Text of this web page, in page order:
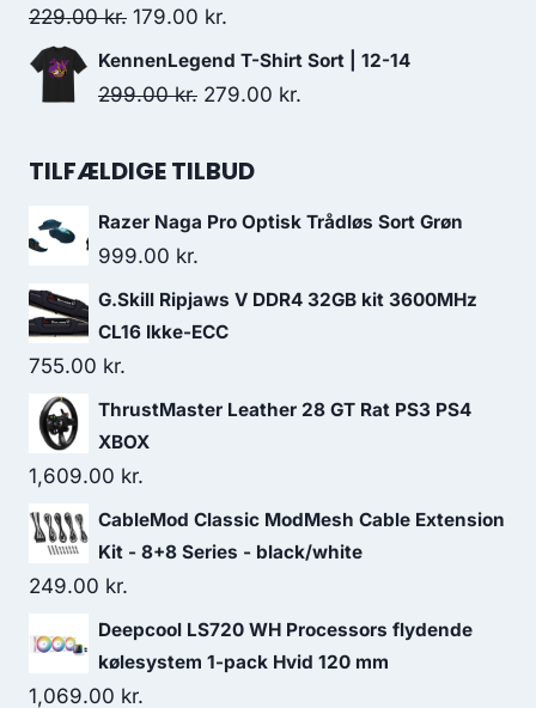
349.00 kr..
229.00kr. Original
price
was:
179.00 kr.
price
is:
KennenLegend T-Shirt Sort | 12-14
299.00kr. Original
was:
279.00 kr.
TILFÆLDIGE TILBUD
Razer Naga Pro Optisk Trådløs Sort Grøn
999.00 kr.
G.Skill Ripjaws V DDR4 32GB kit 3600MHz
CL16 Ikke-ECC
755.00 kr.
ThrustMaster Leather 28 GT Rat PS3 PS4
XBOX
1,609.00 kr.
CableMod Classic ModMesh Cable Extension
Kit - 8+8 Series - black/white
249.00 kr.
Deepcool LS720 WH Processors flydende
kølesystem 1-pack Hvid 120 mm
1,069.00 kr.